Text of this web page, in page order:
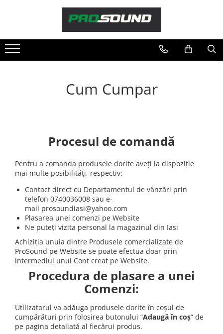
Sonorizare / PA
Adaptoare phantom
Adresare publica 100V
Mixere audio
Monitorizare In-Ear
Pickup-uri, platane & accesorii
Playere si Recordere
Procesoare si efecte
Shockmount
Stabilizatoare de tensiune UPS si
Power Conditioner
Unelte Audio
Microfoane
Accesorii de microfoane
Microfoane de broadcast
Microfoane de instrumente
Cum Cumpar
Procesul de comandă
Pentru a comanda produsele dorite aveți la dispoziție
mai multe posibilități, respectiv:
Contact direct cu Departamentul de vânzări prin
telefon 0740036008 sau e-
mail prosoundiasi@yahoo.com
Plasarea unei comenzi pe Website
Ne puteți vizita personal la magazinul din Iasi
Achiziția unuia dintre Produsele comercializate de
ProSound pe Website se poate efectua doar prin
intermediul unui Cont creat pe Website.
Procedura de plasare a unei
Comenzi:
Utilizatorul va adăuga produsele dorite în coșul de
cumpărături prin folosirea butonului “Adaugă în coș” de
pe pagina detaliată al fiecărui produs.